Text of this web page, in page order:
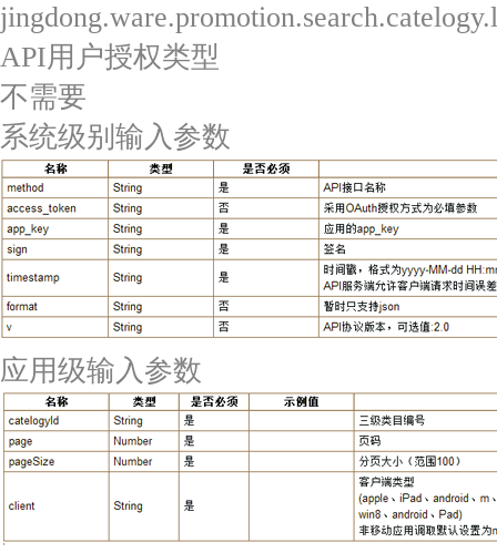
API用户授权类型
不需要
系统级别输入参数
应用级输入参数